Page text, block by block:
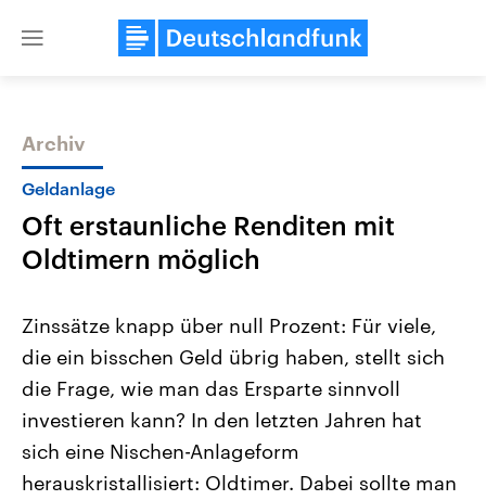
Close
Themen
Landtagswahl Sachsen-Anhalt
2026
Alle Informationen
Sachsen-Anhalt wählt am 6.
September 2026 einen neuen
Landtag. Seit 2021 wird das
Bundesland von einer Koalition aus
Aktuelle Beiträge,
Hintergründe
Wirtschaftlich und
gehören die Vereinigten
den mächtigsten Ländern
mit großem Einfluss auf
Archiv
Geldanlage
Oft erstaunliche Renditen mit
Oldtimern möglich
Zinssätze knapp über null Prozent: Für viele,
die ein bisschen Geld übrig haben, stellt sich
die Frage, wie man das Ersparte sinnvoll
investieren kann? In den letzten Jahren hat
sich eine Nischen-Anlageform
herauskristallisiert: Oldtimer. Dabei sollte man